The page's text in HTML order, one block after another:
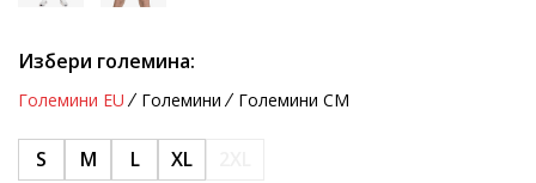
Избери големина:
Големини EU Големини Големини CM
S M L XL